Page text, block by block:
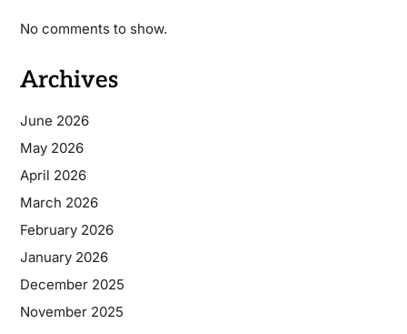
No comments to show.
Archives
June 2026
May 2026
April 2026
March 2026
February 2026
January 2026
December 2025
November 2025